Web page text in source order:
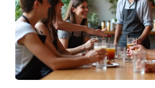
Puedes investigar precios de
zona o consultar a un agente
valoración precisa.
¿Vale la pena contratar a un
inmobiliario?